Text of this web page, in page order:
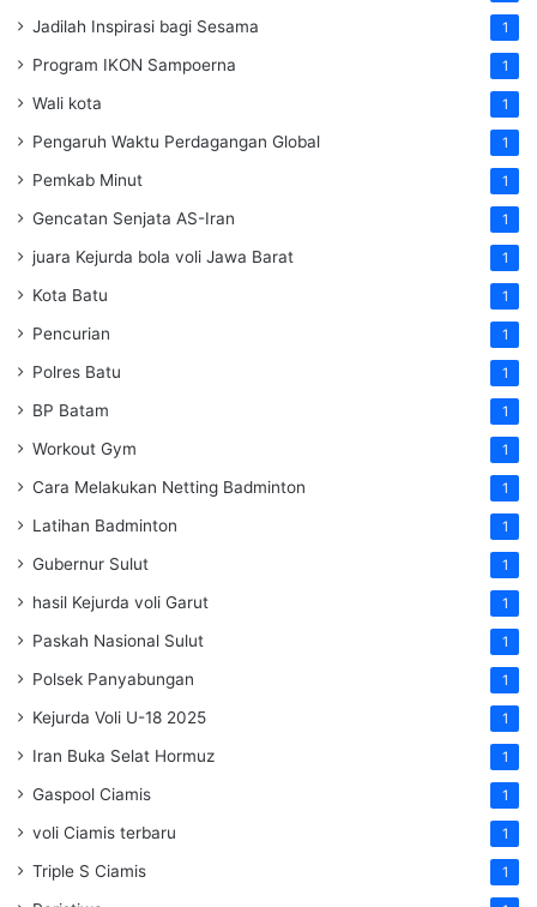
Jadilah Inspirasi bagi Sesama 1
Program IKON Sampoerna 1
Wali kota 1
Pengaruh Waktu Perdagangan Global 1
Pemkab Minut 1
Gencatan Senjata AS-Iran 1
juara Kejurda bola voli Jawa Barat 1
Kota Batu 1
Pencurian 1
Polres Batu 1
BP Batam 1
Workout Gym 1
Cara Melakukan Netting Badminton 1
Latihan Badminton 1
Gubernur Sulut 1
hasil Kejurda voli Garut 1
Paskah Nasional Sulut 1
Polsek Panyabungan 1
Kejurda Voli U-18 2025 1
Iran Buka Selat Hormuz 1
Gaspool Ciamis 1
voli Ciamis terbaru 1
Triple S Ciamis 1